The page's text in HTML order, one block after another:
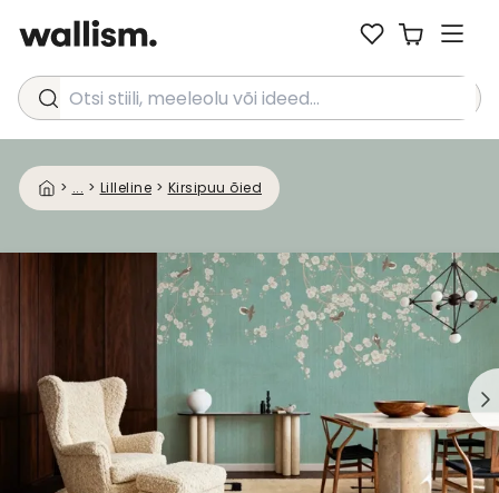
Otsi stiili, meeleolu või ideed...
> ... > Lilleline > Kirsipuu õied